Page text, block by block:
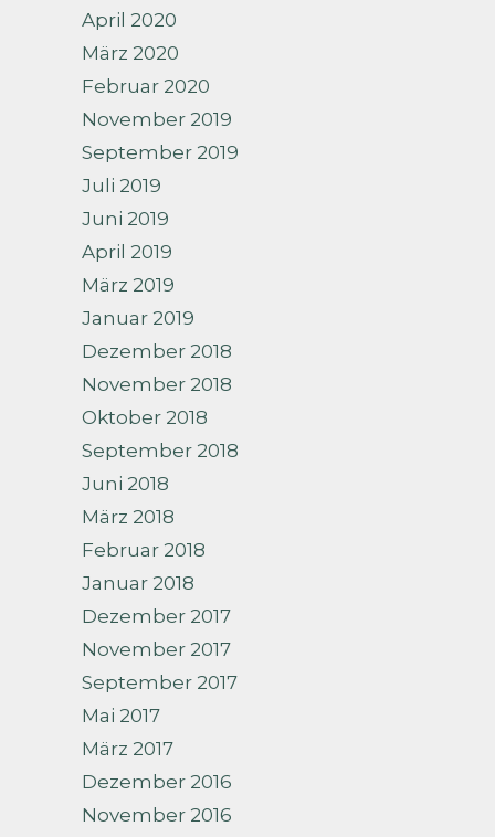
April 2020
März 2020
Februar 2020
November 2019
September 2019
Juli 2019
Juni 2019
April 2019
März 2019
Januar 2019
Dezember 2018
November 2018
Oktober 2018
September 2018
Juni 2018
März 2018
Februar 2018
Januar 2018
Dezember 2017
November 2017
September 2017
Mai 2017
März 2017
Dezember 2016
November 2016